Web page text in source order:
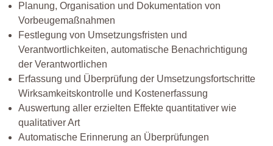
Planung, Organisation und Dokumentation von
Vorbeugemaßnahmen
Festlegung von Umsetzungsfristen und
Verantwortlichkeiten, automatische Benachrichtigung
der Verantwortlichen
Erfassung und Überprüfung der Umsetzungsfortschritte
Wirksamkeitskontrolle und Kostenerfassung
Auswertung aller erzielten Effekte quantitativer wie
qualitativer Art
Automatische Erinnerung an Überprüfungen